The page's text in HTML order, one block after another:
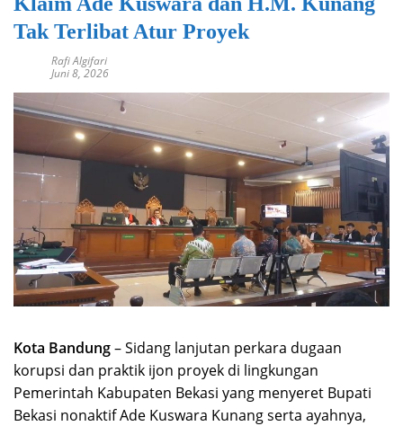
Tak Terlibat Atur Proyek
Rafi Algifari
Juni 8, 2026
Kota Bandung– Sidang lanjutan perkara dugaan
korupsi dan praktik ijon proyek di lingkungan
Pemerintah Kabupaten Bekasi yang menyeret Bupati
Bekasi nonaktif Ade Kuswara Kunang serta ayahnya,